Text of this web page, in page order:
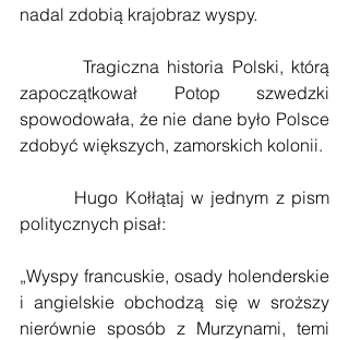
nadal zdobią krajobraz wyspy.
        Tragiczna historia Polski, którą
zapoczątkował Potop szwedzki
spowodowała, że nie dane było Polsce
zdobyć większych, zamorskich kolonii.
politycznych pisał:
„Wyspy francuskie, osady holenderskie
i angielskie obchodzą się w sroższy
nierównie sposób z Murzynami, temi